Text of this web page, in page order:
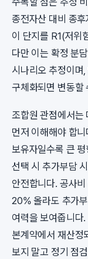
종전자산 대비 종
이 단지를 R1(저위
다만 이는 확정 분
시나리오 추정이며,
구체화되면 변동할
조합원 관점에서는
먼저 이해해야 합
보유자일수록 큰
선택 시 추가부담
안전합니다. 공사
20% 올라도 추가
여력을 보여줍니다
본계약에서 재산정
보지 말고 정기 점